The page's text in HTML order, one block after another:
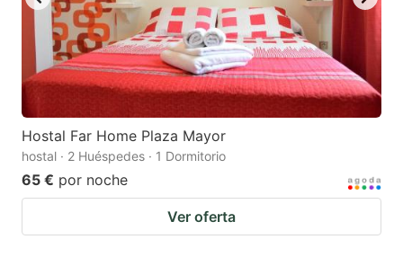
Hostal Far Home Plaza Mayor
hostal · 2 Huéspedes · 1 Dormitorio
65 € por noche
Ver oferta